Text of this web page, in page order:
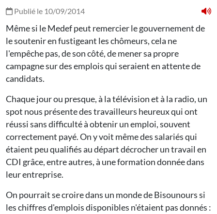
Publié le 10/09/2014
Même si le Medef peut remercier le gouvernement de
le soutenir en fustigeant les chômeurs, cela ne
l'empêche pas, de son côté, de mener sa propre
campagne sur des emplois qui seraient en attente de
candidats.
Chaque jour ou presque, à la télévision et à la radio, un
spot nous présente des travailleurs heureux qui ont
réussi sans difficulté à obtenir un emploi, souvent
correctement payé. On y voit même des salariés qui
étaient peu qualifiés au départ décrocher un travail en
CDI grâce, entre autres, à une formation donnée dans
leur entreprise.
On pourrait se croire dans un monde de Bisounours si
les chiffres d'emplois disponibles n'étaient pas donnés :